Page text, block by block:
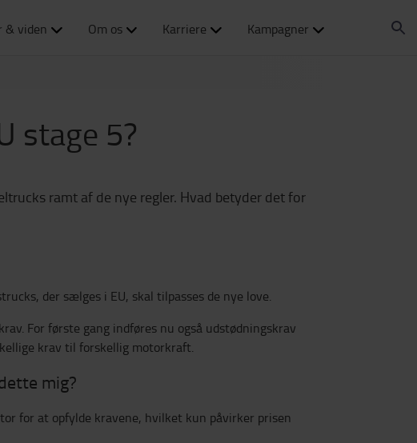
& viden Om os Karriere Kampagner
stage 5?
ramt af de nye regler. Hvad betyder det for
der sælges i EU, skal tilpasses de nye love.
For første gang indføres nu også udstødningskrav
krav til forskellig motorkraft.
mig?
for at opfylde kravene, hvilket kun påvirker prisen